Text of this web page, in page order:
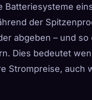
Batteriesysteme
der
abgeben – und
Dies bedeutet
Strompreise,